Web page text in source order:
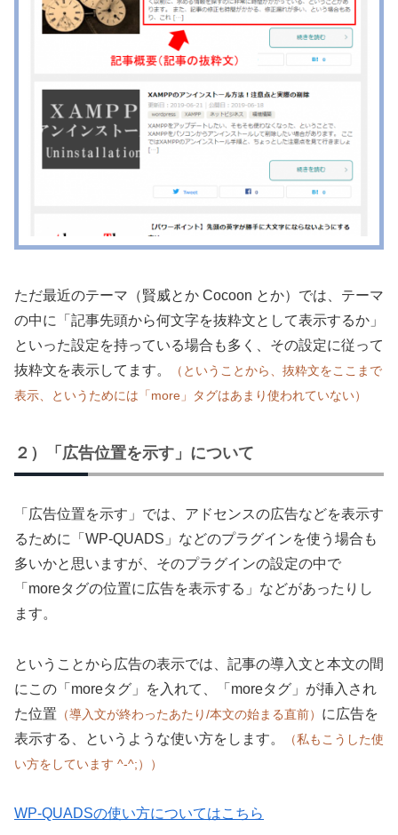
ただ最近のテーマ（賢威とか Cocoon とか）では、テーマ
の中に「記事先頭から何文字を抜粋文として表示するか」
といった設定を持っている場合も多く、その設定に従って
抜粋文を表示してます。
（ということから、抜粋文をここまで
表示、というためには「more」タグはあまり使われていない）
２）「広告位置を示す」について
「広告位置を示す」では、アドセンスの広告などを表示す
るために「WP-QUADS」などのプラグインを使う場合も
多いかと思いますが、そのプラグインの設定の中で
「moreタグの位置に広告を表示する」などがあったりし
ます。
ということから広告の表示では、記事の導入文と本文の間
にこの「moreタグ」を入れて、「moreタグ」が挿入され
た位置 （導入文が終わったあたり/本文の始まる直前） に広告を
表示する、というような使い方をします。
（私もこうした使
い方をしています ^-^;） ）
WP-QUADSの使い方についてはこちら